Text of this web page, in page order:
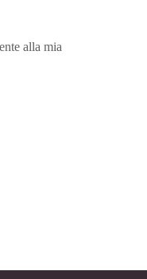
alla mia